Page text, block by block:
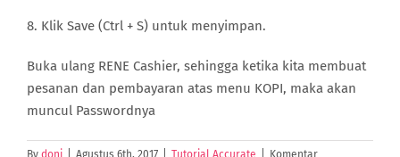
8. Klik Save (Ctrl + S) untuk menyimpan.
Buka ulang RENE Cashier, sehingga ketika kita membuat
pesanan dan pembayaran atas menu KOPI, maka akan
muncul Passwordnya
By doni Agustus 6th, 2017 Tutorial Accurate
Komentar